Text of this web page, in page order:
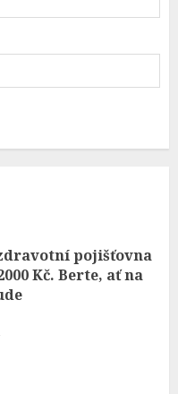
pojišťovna
Kč. Berte, ať na